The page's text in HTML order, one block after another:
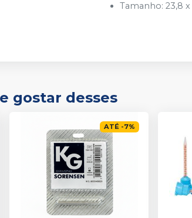
Tamanho: 23,8
gostar desses
ATÉ -7%